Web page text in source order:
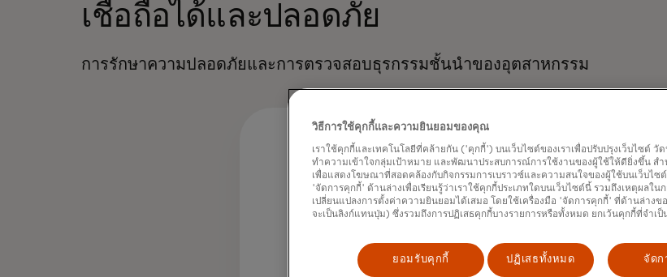
เชื่อถือได้และปลอดภัย
การรักษาความปลอดภัยและการตรวจสอบธุรกรรมชั้นนําของอุตสาหกรรม
1.5 แสน
ล้าน
วิธีการใช้คุกกี้และความยินยอมของคุณ
เราใช้คุกกี้และเทคโนโลยีที่คล้ายกัน ('คุกกี้') บนเว็บไซต์ของเราเพื่อปรับปรุงเว็บไซต์ วั
ทำความเข้าใจกลุ่มเป้าหมาย และพัฒนาประสบการณ์การใช้งานของผู้ใช้ให้ดียิ่งขึ้น สำ
เพื่อแสดงโฆษณาที่สอดคล้องกับกิจกรรมการเบราวซ์และความสนใจของผู้ใช้บนเว็บไซ
'จัดการคุกกี้' ด้านล่างเพื่อเรียนรู้ว่าเราใช้คุกกี้ประเภทใดบนเว็บไซต์นี้ รวมถึงเหตุผลใ
เปลี่ยนแปลงการตั้งค่าความยินยอมได้เสมอ โดยใช้เครื่องมือ 'จัดการคุกกี้' ที่ด้านล่างข
จะเป็นลิงก์แทนปุ่ม) ซึ่งรวมถึงการปฏิเสธคุกกี้บางรายการหรือทั้งหมด ยกเว้นคุกกี้ที่จำเ
ยอมรับคุกกี้ ปฏิเสธทั้งหมด จัดก